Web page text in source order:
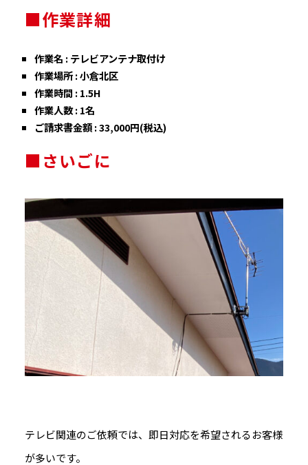
■作業詳細
作業名 : テレビアンテナ取付け
作業場所 : 小倉北区
作業時間 : 1.5H
作業人数 : 1名
ご請求書金額 : 33,000円(税込)
■さいごに
テレビ関連のご依頼では、即日対応を希望されるお客様
が多いです。